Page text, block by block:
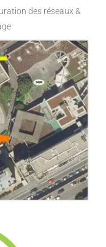
des réseaux &